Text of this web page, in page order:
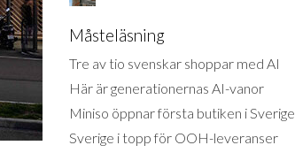
Måsteläsning
Tre av tio svenskar shoppar med AI
Här är generationernas AI-vanor
Miniso öppnar första butiken i Sverige
Sverige i topp för OOH-leveranser